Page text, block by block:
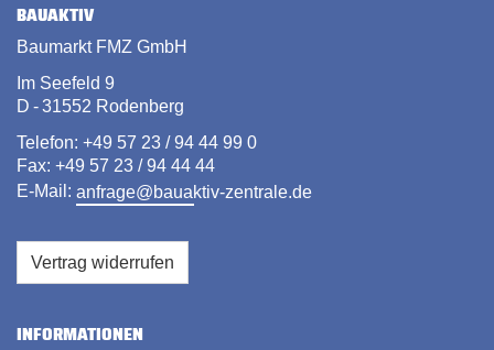
BAUAKTIV
Baumarkt FMZ GmbH
Im Seefeld 9
D - 31552 Rodenberg
Telefon: +49 57 23 / 94 44 99 0
Fax: +49 57 23 / 94 44 44
E-Mail: anfrage@bauaktiv-zentrale.de
Vertrag widerrufen
INFORMATIONEN